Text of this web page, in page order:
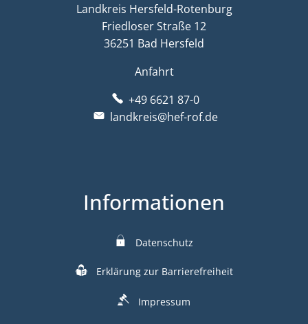
Landkreis Hersfeld-Rotenburg
Friedloser Straße 12
36251 Bad Hersfeld
Anfahrt
+49 6621 87-0
landkreis@hef-rof.de
Informationen
Datenschutz
Erklärung zur Barrierefreiheit
Impressum